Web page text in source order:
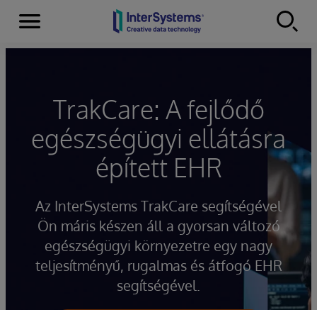
Skip to content
Menu
TrakCare: A fejlődő
egészségügyi ellátásra
épített EHR
Az InterSystems TrakCare segítségével
Ön máris készen áll a gyorsan változó
egészségügyi környezetre egy nagy
teljesítményű, rugalmas és átfogó EHR
segítségével.